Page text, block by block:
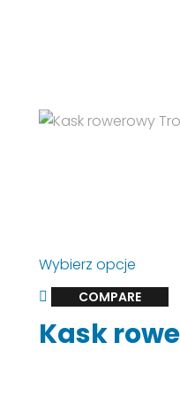
Wybierz opcjeTen
produkt
ma
wiele
COMPARE
Kask